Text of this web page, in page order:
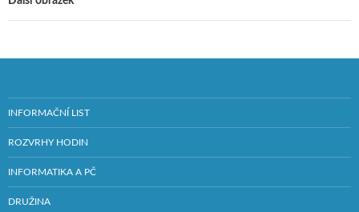
INFORMAČNÍ LIST
ROZVRHY HODIN
INFORMATIKA A PČ
DRUŽINA